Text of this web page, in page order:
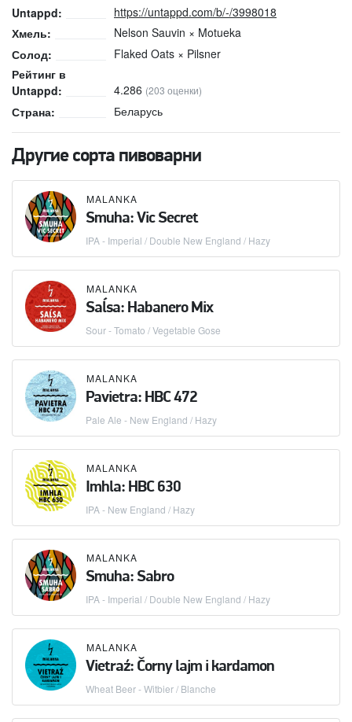
Untappd:
https://untappd.com/b/-/3998018
Хмель:
Nelson Sauvin × Motueka
Солод:
Flaked Oats × Pilsner
Рейтинг в
Untappd:
4.286 (203 оценки)
Страна: Беларусь
Другие сорта пивоварни
MALANKA
Smuha: Vic Secret
IPA - Imperial / Double New England / Hazy
MALANKA
Saĺsa: Habanero Mix
Sour - Tomato / Vegetable Gose
MALANKA
Pavietra: HBC 472
Pale Ale - New England / Hazy
MALANKA
Imhla: HBC 630
IPA - New England / Hazy
MALANKA
Smuha: Sabro
IPA - Imperial / Double New England / Hazy
MALANKA
Vietraź: Čorny lajm i kardamon
Wheat Beer - Witbier / Blanche